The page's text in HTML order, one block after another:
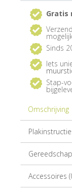
Gratis
Sinds
Iets
Stap-
Omschrijving
Accessoires